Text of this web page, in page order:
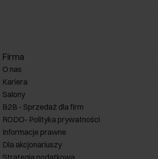
Firma
O nas
Kariera
Salony
B2B - Sprzedaż dla firm
RODO- Polityka prywatności
Informacje prawne
Dla akcjonariuszy
Strategia podatkowa